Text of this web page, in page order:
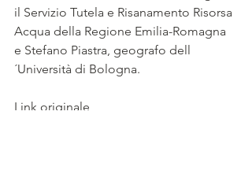
il Servizio Tutela e Risanamento Risorsa
Acqua della Regione Emilia-Romagna
e Stefano Piastra, geografo dell
´Università di Bologna.
Link originale